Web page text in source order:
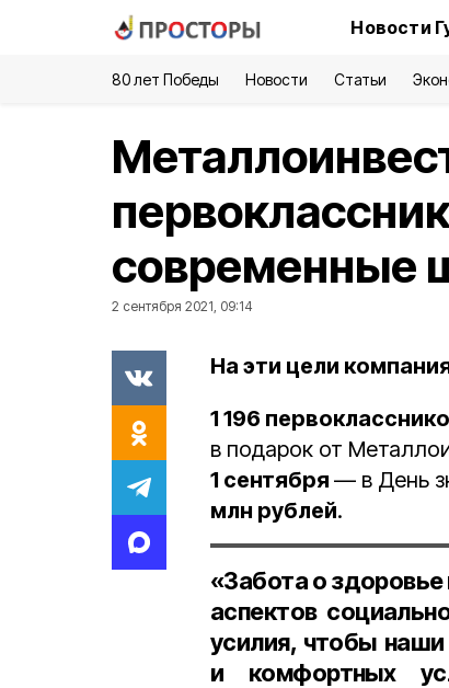
Новости
80 лет Победы Новости Статьи
современные
2 сентября 2021, 09:14
На эти цели
1 196
в подарок от
1 сентября — в День
млн рублей.
«Забота о
аспектов
усилия, чтобы
и комфортных